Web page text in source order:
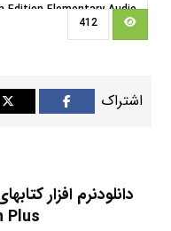
Edition Elementary Audio
Pre Intermediate Audio
دانلود فایلهای صوتی کتابهای
دانلود فیلمهای آموزشی
412
Plus